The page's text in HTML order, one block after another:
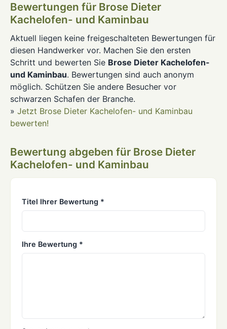
Bewertungen für Brose Dieter
Kachelofen- und Kaminbau
Aktuell liegen keine freigeschalteten Bewertungen für
diesen Handwerker vor. Machen Sie den ersten
Schritt und bewerten Sie Brose Dieter Kachelofen-
und Kaminbau. Bewertungen sind auch anonym
möglich. Schützen Sie andere Besucher vor
schwarzen Schafen der Branche.
» Jetzt Brose Dieter Kachelofen- und Kaminbau
bewerten!
Bewertung abgeben für Brose Dieter
Kachelofen- und Kaminbau
Titel Ihrer Bewertung *
Ihre Bewertung *